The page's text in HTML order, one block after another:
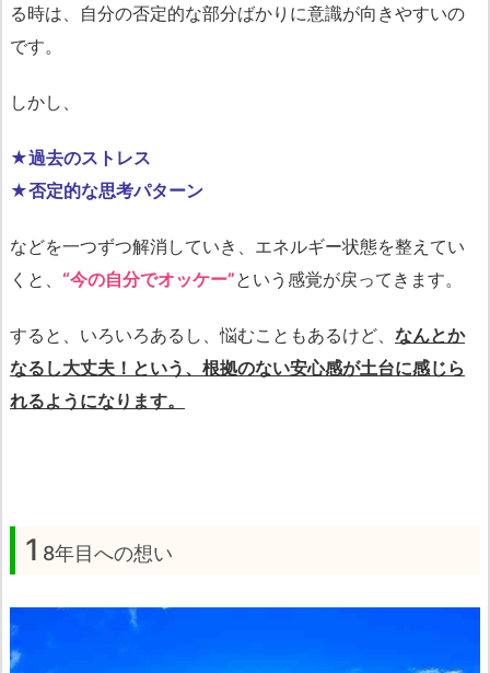
る時は、自分の否定的な部分ばかりに意識が向きやすいの
です。
しかし、
★過去のストレス
★否定的な思考パターン
などを一つずつ解消していき、エネルギー状態を整えてい
くと、 “今の自分でオッケー”という感覚が戻ってきます。
すると、いろいろあるし、悩むこともあるけど、 なんとか
なるし大丈夫！という、根拠のない安心感が土台に感じら
れるようになります。
1 8年目への想い